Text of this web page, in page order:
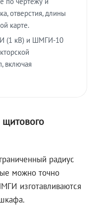
отверстия, длины
карте.
(1 кВ) и ШМГИ-10
включая
радиус
можно точно
изготавливаются